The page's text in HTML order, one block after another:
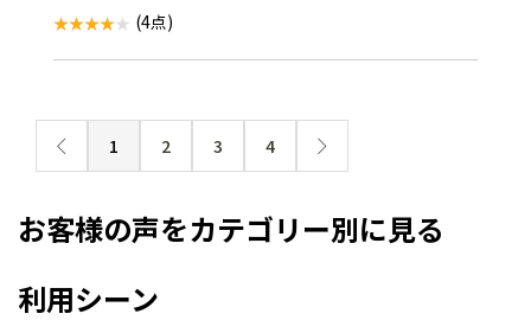
(4点)
1 2 3 4
お客様の声をカテゴリー別に見る
利用シーン